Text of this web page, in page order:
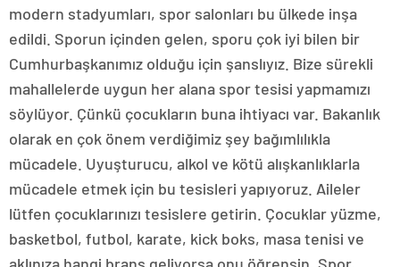
modern stadyumları, spor salonları bu ülkede inşa
edildi. Sporun içinden gelen, sporu çok iyi bilen bir
Cumhurbaşkanımız olduğu için şanslıyız. Bize sürekli
mahallelerde uygun her alana spor tesisi yapmamızı
söylüyor. Çünkü çocukların buna ihtiyacı var. Bakanlık
olarak en çok önem verdiğimiz şey bağımlılıkla
mücadele. Uyuşturucu, alkol ve kötü alışkanlıklarla
mücadele etmek için bu tesisleri yapıyoruz. Aileler
lütfen çocuklarınızı tesislere getirin. Çocuklar yüzme,
basketbol, futbol, karate, kick boks, masa tenisi ve